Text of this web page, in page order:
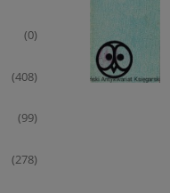
(0)
(408)
(99)
(278)